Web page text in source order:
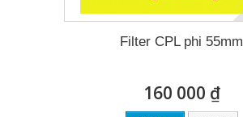
Filter CPL phi 55mm
160 000 ₫